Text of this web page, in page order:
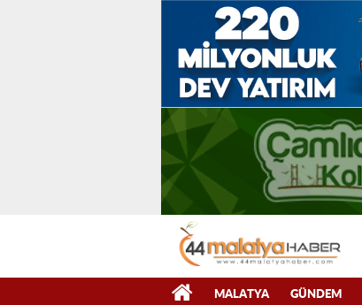
MALATYA GÜNDEM